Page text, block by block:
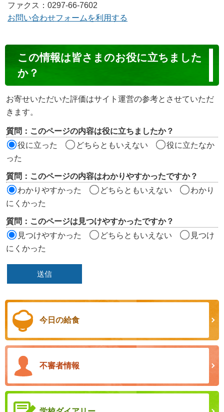
ファクス：0297-66-7602
お問い合わせフォームを利用する
ン
ン
ツ
価
ア
この情報は皆さまのお役に立ちました
か？
お寄せいただいた評価はサイト運営の参考とさせていただ
きます。
質問：このページの内容は役に立ちましたか？
役に立った
どちらともいえない
役に立たなか
った
質問：このページの内容はわかりやすかったですか？
わかりやすかった
どちらともいえない
わかり
にくかった
質問：このページは見つけやすかったですか？
見つけやすかった
どちらともいえない
見つけ
にくかった
今日の給食
不審者情報